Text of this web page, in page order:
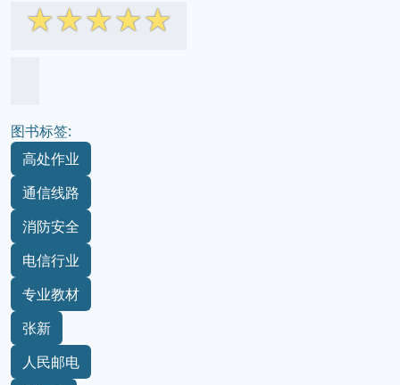
☆☆☆☆☆
图书标签:
高处作业
通信线路
消防安全
电信行业
专业教材
张新
人民邮电